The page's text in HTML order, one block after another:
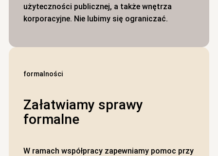
użyteczności publicznej, a także wnętrza
korporacyjne. Nie lubimy się ograniczać.
formalności
Załatwiamy sprawy
formalne
W ramach współpracy zapewniamy pomoc przy